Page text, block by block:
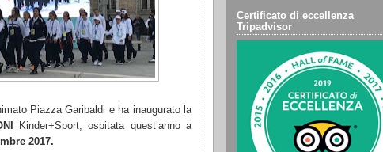
Piazza Garibaldi e ha inaugurato la
Kinder+Sport, ospitata quest’anno a
2017.
Certificato di eccellenza
Tripadvisor